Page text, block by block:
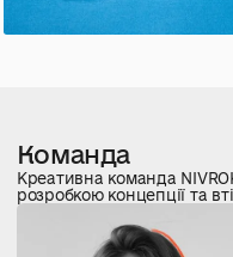
Команда
Креативна команда
розробкою концепції та